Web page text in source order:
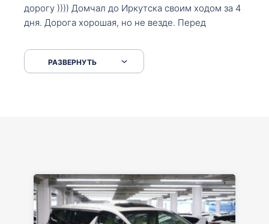
дорогу )))) Домчал до Иркутска своим ходом за 4
дня. Дорога хорошая, но не везде. Перед
серпантинах по пути следования.
РАЗВЕРНУТЬ